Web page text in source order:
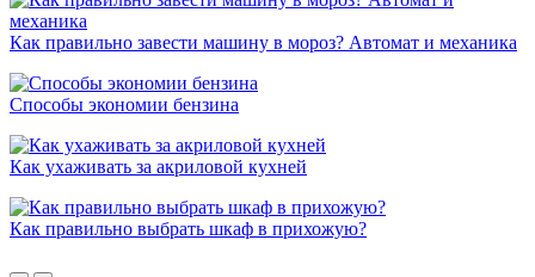
Как правильно завести машину в мороз? Автомат и механика
Способы экономии бензина
Как ухаживать за акриловой кухней
Как правильно выбрать шкаф в прихожую?